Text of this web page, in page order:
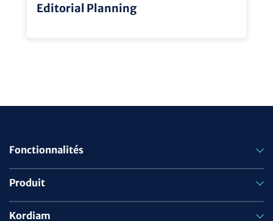
Editorial Planning
Fonctionnalités
Produit
Kordiam